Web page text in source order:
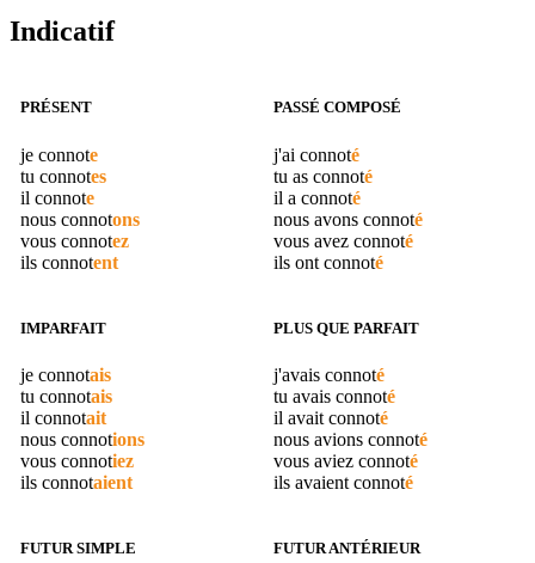
Indicatif
PRÉSENT
je connote
tu connotes
il connote
nous connotons
vous connotez
ils connotent
PASSÉ COMPOSÉ
j'ai connoté
tu as connoté
il a connoté
nous avons connoté
vous avez connoté
ils ont connoté
IMPARFAIT
je connotais
tu connotais
il connotait
nous connotions
vous connotiez
ils connotaient
PLUS QUE PARFAIT
j'avais connoté
tu avais connoté
il avait connoté
nous avions connoté
vous aviez connoté
ils avaient connoté
FUTUR SIMPLE FUTUR ANTÉRIEUR